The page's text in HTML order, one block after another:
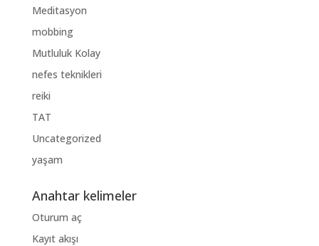
Meditasyon
mobbing
Mutluluk Kolay
nefes teknikleri
reiki
TAT
Uncategorized
yaşam
Anahtar kelimeler
Oturum aç
Kayıt akışı